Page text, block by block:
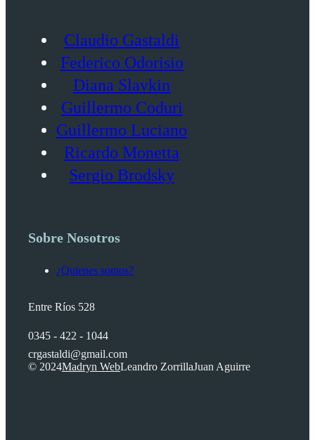
Claudio Gastaldi
Federico Odorisio
Diana Slavkin
Guillermo Coduri
Guillermo Luciano
Ricardo Monetta
Sergio Brodsky
Sobre Nosotros
¿Quienes somos?
Entre Ríos 528
0345 - 422 - 1044
crgastaldi@gmail.com
© 2024Madryn WebLeandro ZorrillaJuan Aguirre